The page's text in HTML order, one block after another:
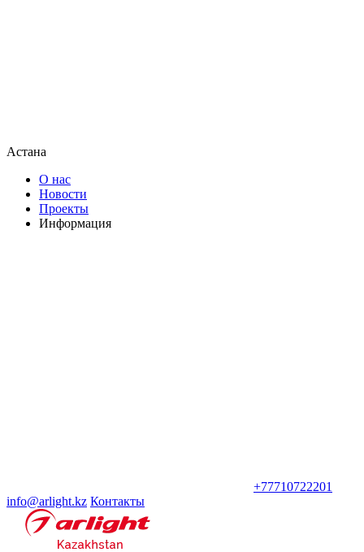
Астана
О нас
Новости
Проекты
Информация
+77710722201
info@arlight.kz Контакты